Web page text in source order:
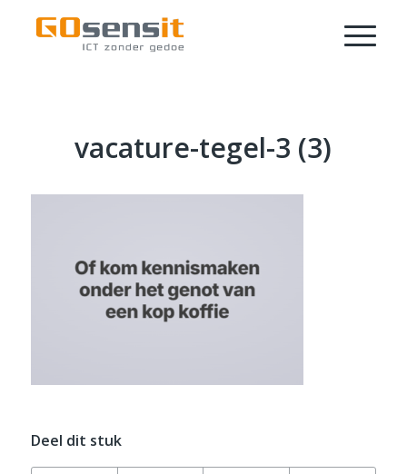
vacature-tegel-3 (3)
Deel dit stuk